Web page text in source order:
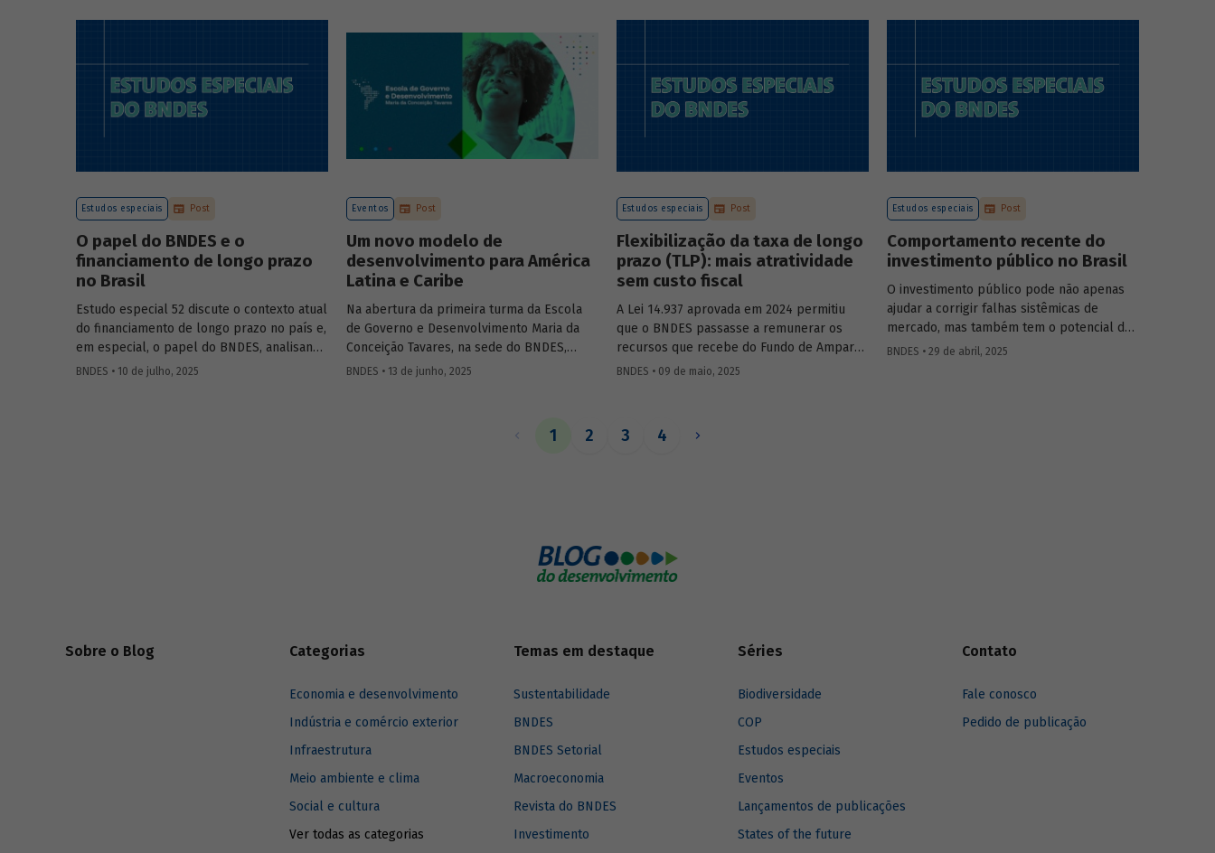
de bancos de desenvolvimento no
mercado de capitais, a nova estratégia do
BNDES e os planos das investidas.
Estudos especiais Post
O papel do BNDES e o
financiamento de longo prazo
no Brasil
Estudo especial 52 discute o contexto atual
do financiamento de longo prazo no país e,
em especial, o papel do BNDES, analisando
seu posicionamento no mercado de crédito
BNDES • 10 de julho, 2025
Eventos Post
Um novo modelo de
desenvolvimento para América
Latina e Caribe
Na abertura da primeira turma da Escola
de Governo e Desenvolvimento Maria da
Conceição Tavares, na sede do BNDES,
Aloizio Mercadante, presidente do BNDES,
Público debatarem um novo modelo de
BNDES • 13 de junho, 2025
Estudos especiais Post
Flexibilização da taxa de longo
prazo (TLP): mais atratividade
sem custo fiscal
A Lei 14.937 aprovada em 2024 permitiu
que o BNDES passasse a remunerar os
recursos que recebe do Fundo de Amparo
ao Trabalhador (FAT) tanto pela Selic
apoio do BNDES.
BNDES • 09 de maio, 2025
Estudos especiais Post
Comportamento recente do
investimento público no Brasil
O investimento público pode não apenas
ajudar a corrigir falhas sistêmicas de
mercado, mas também tem o potencial de
gerar externalidades positivas para a
BNDES • 29 de abril, 2025
1 2 3 4
Sobre o Blog Categorias
Economia e desenvolvimento
Indústria e comércio exterior
Infraestrutura
Meio ambiente e clima
Social e cultura
Ver todas as categorias
Temas em destaque
Sustentabilidade
BNDES
BNDES Setorial
Macroeconomia
Revista do BNDES
Investimento
Séries
Biodiversidade
COP
Estudos especiais
Eventos
Lançamentos de publicações
States of the future
Contato
Fale conosco
Pedido de publicação